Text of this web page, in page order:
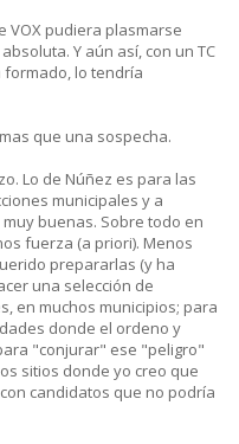
VOX pudiera plasmarse
Y aún así, con un TC
lo tendría
que una sospecha.
Lo de Núñez es para las
municipales y a
buenas. Sobre todo en
fuerza (a priori). Menos
prepararlas (y ha
una selección de
en muchos municipios; para
donde el ordeno y
"conjurar" ese "peligro"
sitios donde yo creo que
candidatos que no podría